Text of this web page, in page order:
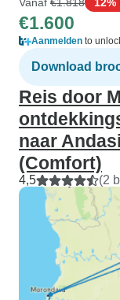
€1.600
Aanmelden to
Download
Reis door
naar
(Comfort)
4,5 (2